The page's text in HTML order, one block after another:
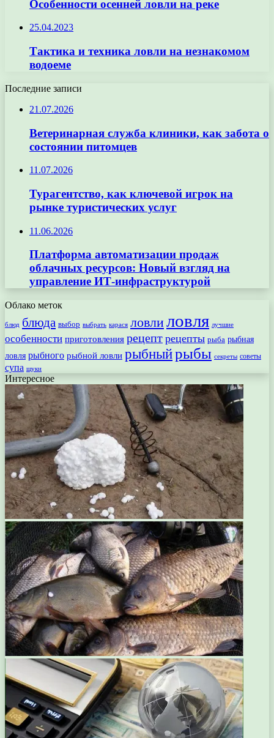
Особенности осенней ловли на реке
25.04.2023
Тактика и техника ловли на незнакомом
водоеме
Последние записи
21.07.2026
Ветеринарная служба клиники, как забота о
состоянии питомцев
11.07.2026
Турагентство, как ключевой игрок на
рынке туристических услуг
11.06.2026
Платформа автоматизации продаж
облачных ресурсов: Новый взгляд на
управление ИТ-инфраструктурой
Облако меток
блюд блюда выбор выбрать карася ловлиловля лучшие
особенности приготовления рецепт рецепты рыба рыбная
ловля рыбного рыбной ловли рыбныйрыбы секреты советы
супа щуки
Интересное